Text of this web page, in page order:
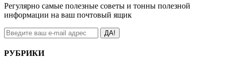
Регулярно самые полезные советы и тонны полезной
информации на ваш почтовый ящик
ДА!
РУБРИКИ